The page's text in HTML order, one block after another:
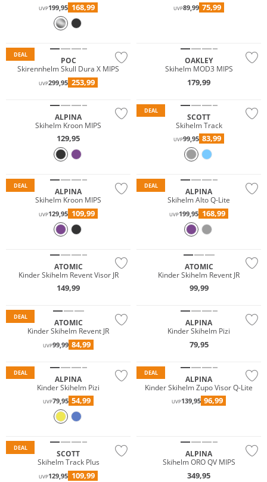
UVP199,95 168,99 UVP89,99 75,99
DEAL
POC
Skirennhelm Skull Dura X MIPS
UVP299,95 253,99
OAKLEY
Skihelm MOD3 MIPS
179,99
ALPINA
Skihelm Kroon MIPS
129,95
DEAL
SCOTT
Skihelm Track
UVP99,95 83,99
DEAL
ALPINA
Skihelm Kroon MIPS
UVP129,95 109,99
DEAL
ALPINA
Skihelm Alto Q-Lite
UVP199,95 168,99
ATOMIC
Kinder Skihelm Revent Visor JR
149,99
ATOMIC
Kinder Skihelm Revent JR
99,99
DEAL
ATOMIC
Kinder Skihelm Revent JR
UVP99,99 84,99
ALPINA
Kinder Skihelm Pizi
79,95
DEAL
ALPINA
Kinder Skihelm Pizi
UVP79,95 54,99
DEAL
ALPINA
Kinder Skihelm Zupo Visor Q-Lite
UVP139,95 96,99
DEAL
SCOTT
Skihelm Track Plus
UVP129,95 109,99
ALPINA
Skihelm ORO QV MIPS
349,95